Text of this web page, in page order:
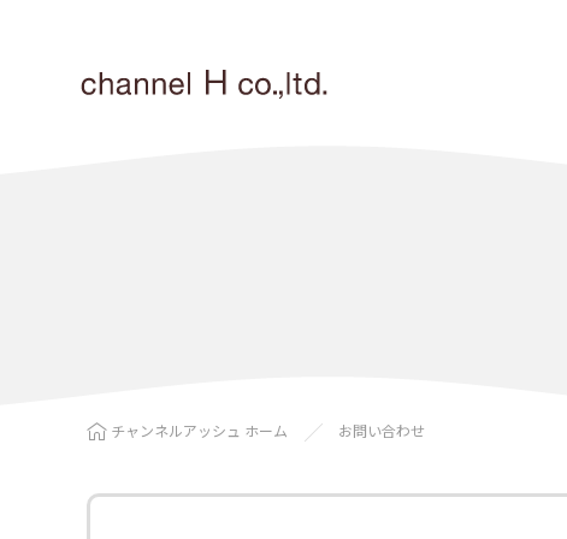
チャンネルアッシュ ホーム お問い合わせ